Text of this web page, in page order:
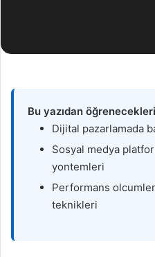
Bu yazıdan
Dijital pazarlamada
Sosyal medya
yontemleri
Performans
teknikleri